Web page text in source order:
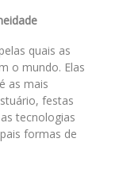
quais as
o mundo. Elas
as mais
festas
tecnologias
formas de